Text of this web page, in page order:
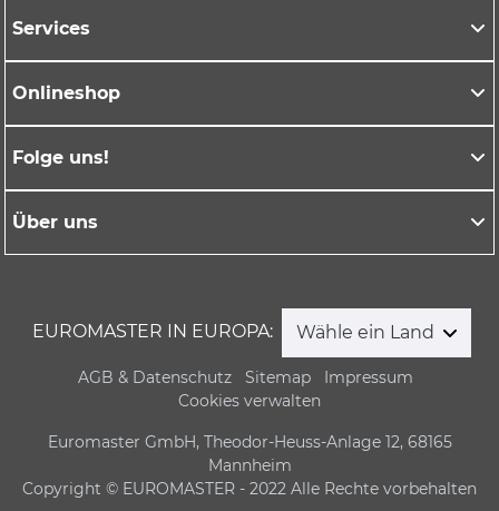
Services
Onlineshop
Folge uns!
Über uns
EUROMASTER IN EUROPA: Wähle ein Land
AGB & Datenschutz Sitemap
Impressum
Cookies verwalten
Euromaster GmbH, Theodor-Heuss-Anlage 12, 68165
Mannheim
Copyright © EUROMASTER - 2022 Alle Rechte vorbehalten